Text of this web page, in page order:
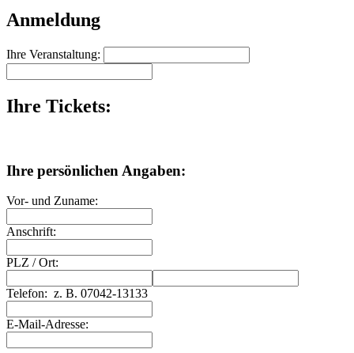
Anmeldung
Ihre Veranstaltung:
Ihre Tickets:
Ihre persönlichen Angaben:
Vor- und Zuname:
Anschrift:
PLZ /Ort:
Telefon: z. B. 07042-13133
E-Mail-Adresse: